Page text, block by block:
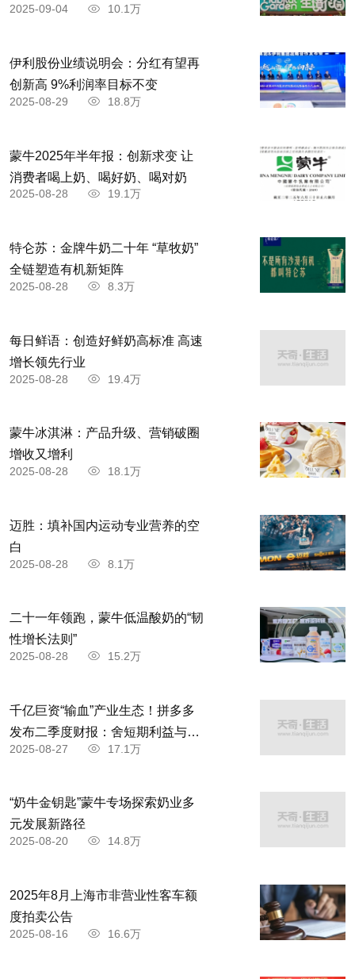
2025-09-04 10.1万
伊利股份业绩说明会：分红有望再
创新高 9%利润率目标不变
2025-08-29 18.8万
蒙牛2025年半年报：创新求变 让
消费者喝上奶、喝好奶、喝对奶
2025-08-28 19.1万
特仑苏：金牌牛奶二十年 “草牧奶”
全链塑造有机新矩阵
2025-08-28 8.3万
每日鲜语：创造好鲜奶高标准 高速
增长领先行业
2025-08-28 19.4万
蒙牛冰淇淋：产品升级、营销破圈
增收又增利
2025-08-28 18.1万
迈胜：填补国内运动专业营养的空
白
2025-08-28 8.1万
二十一年领跑，蒙牛低温酸奶的“韧
性增长法则”
2025-08-28 15.2万
千亿巨资“输血”产业生态！拼多多
发布二季度财报：舍短期利益与商
家共赴高质量发展
2025-08-27 17.1万
“奶牛金钥匙”蒙牛专场探索奶业多
元发展新路径
2025-08-20 14.8万
2025年8月上海市非营业性客车额
度拍卖公告
2025-08-16 16.6万